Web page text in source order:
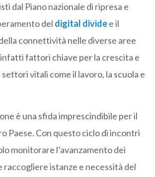
dal Piano nazionale di ripresa e
del digital dividee il
connettività nelle diverse aree
infatti fattori chiave per la crescita e
settori vitali come il lavoro, la scuola e
è una sfida imprescindibile per il
Paese. Con questo ciclo di incontri
monitorare l’avanzamento dei
raccogliere istanze e necessità del